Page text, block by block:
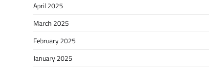
April 2025
March 2025
February 2025
January 2025